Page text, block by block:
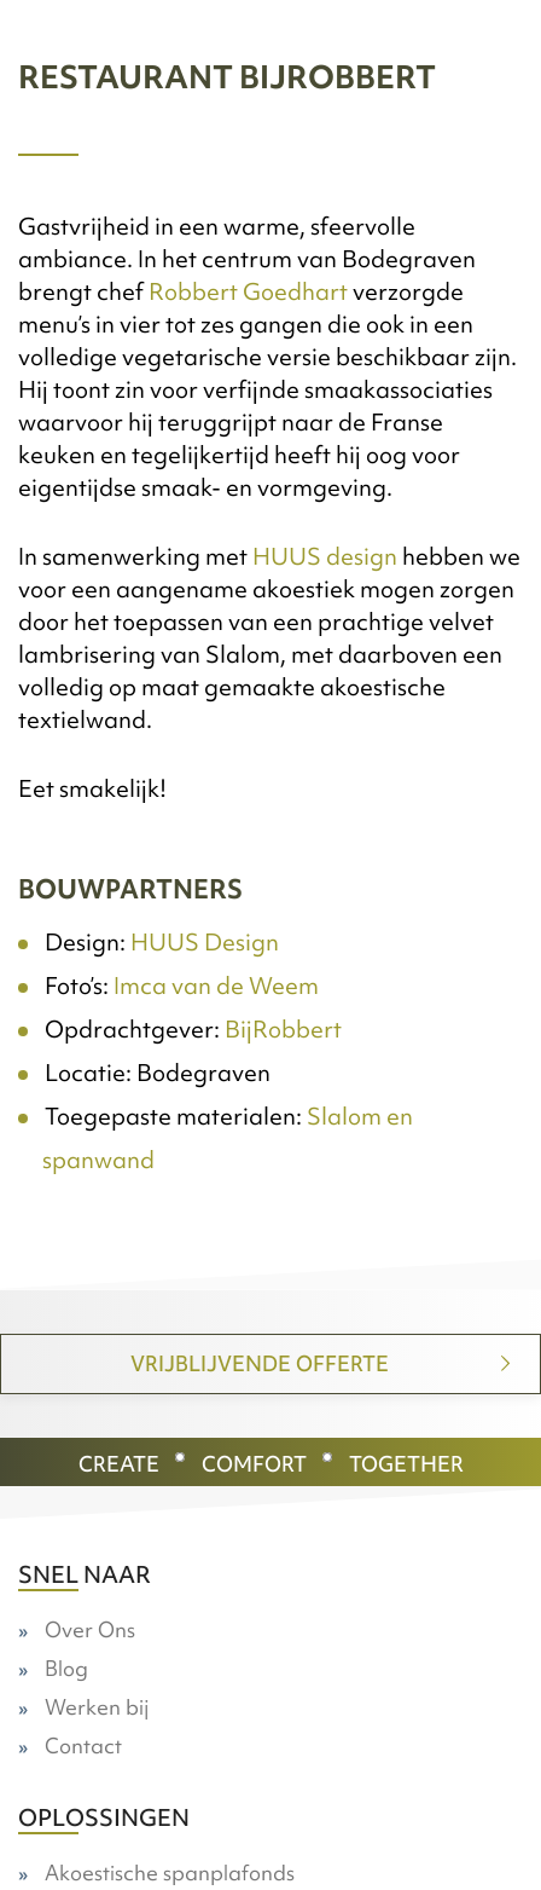
RESTAURANT BIJROBBERT
Gastvrijheid in een warme, sfeervolle
ambiance. In het centrum van Bodegraven
brengt chefRobbert Goedhartverzorgde
menu’s in vier tot zes gangen die ook in een
volledige vegetarische versie beschikbaar zijn.
Hij toont zin voor verfijnde smaakassociaties
waarvoor hij teruggrijpt naar de Franse
keuken en tegelijkertijd heeft hij oog voor
eigentijdse smaak- en vormgeving.
In samenwerking metHUUS design hebben we
voor een aangename akoestiek mogen zorgen
door het toepassen van een prachtige velvet
lambrisering van Slalom, met daarboven een
volledig op maat gemaakte akoestische
textielwand.
Eet smakelijk!
BOUWPARTNERS
Design: HUUS Design
Foto’s: Imca van de Weem
Opdrachtgever: BijRobbert
Locatie: Bodegraven
Toegepaste materialen: Slalom en
spanwand
VRIJBLIJVENDE OFFERTE
CREATE COMFORT TOGETHER
SNEL NAAR
Over Ons
Blog
Werken bij
Contact
OPLOSSINGEN
Akoestische spanplafonds